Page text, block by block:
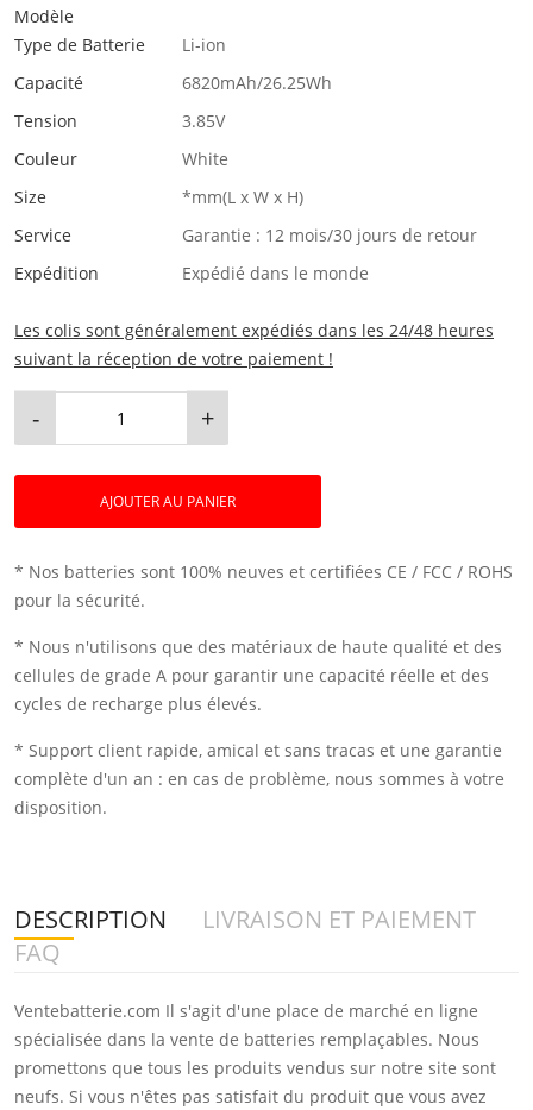
Modèle
Type de Batterie
Li-ion
Capacité
6820mAh/26.25Wh
Tension
3.85V
Couleur
White
Size
*mm(L x W x H)
Service
Garantie : 12 mois/30 jours de retour
Expédition
Expédié dans le monde
Les colis sont généralement expédiés dans les 24/48 heures
suivant la réception de votre paiement !
- +
AJOUTER AU PANIER
* Nos batteries sont 100% neuves et certifiées CE / FCC / ROHS
pour la sécurité.
* Nous n'utilisons que des matériaux de haute qualité et des
cellules de grade A pour garantir une capacité réelle et des
cycles de recharge plus élevés.
* Support client rapide, amical et sans tracas et une garantie
complète d'un an : en cas de problème, nous sommes à votre
disposition.
DESCRIPTION
LIVRAISON ET PAIEMENT
FAQ
Ventebatterie.com Il s'agit d'une place de marché en ligne
spécialisée dans la vente de batteries remplaçables. Nous
promettons que tous les produits vendus sur notre site sont
neufs. Si vous n'êtes pas satisfait du produit que vous avez